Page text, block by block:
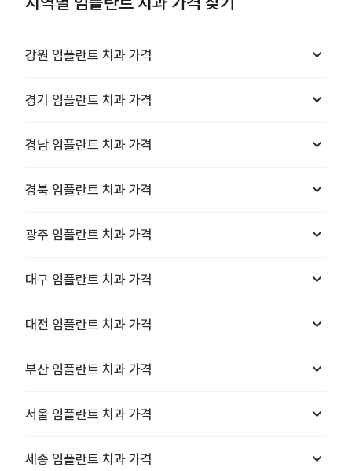
강원 임플란트 치과 가격 keyboard_arrow_down
경기 임플란트 치과 가격 keyboard_arrow_down
경남 임플란트 치과 가격 keyboard_arrow_down
경북 임플란트 치과 가격 keyboard_arrow_down
광주 임플란트 치과 가격 keyboard_arrow_down
대구 임플란트 치과 가격 keyboard_arrow_down
대전 임플란트 치과 가격 keyboard_arrow_down
부산 임플란트 치과 가격 keyboard_arrow_down
서울 임플란트 치과 가격 keyboard_arrow_down
세종 임플란트 치과 가격 keyboard_arrow_down